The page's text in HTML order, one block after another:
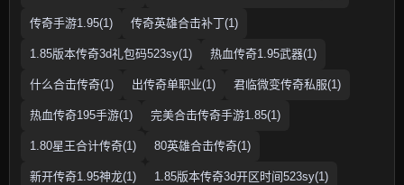
传奇手游1.95(1) 传奇英雄合击补丁(1)
1.85版本传奇3d礼包码523sy(1) 热血传奇1.95武器(1)
什么合击传奇(1) 出传奇单职业(1) 君临微变传奇私服(1)
热血传奇195手游(1) 完美合击传奇手游1.85(1)
1.80星王合计传奇(1) 80英雄合击传奇(1)
新开传奇1.95神龙(1) 1.85版本传奇3d开区时间523sy(1)